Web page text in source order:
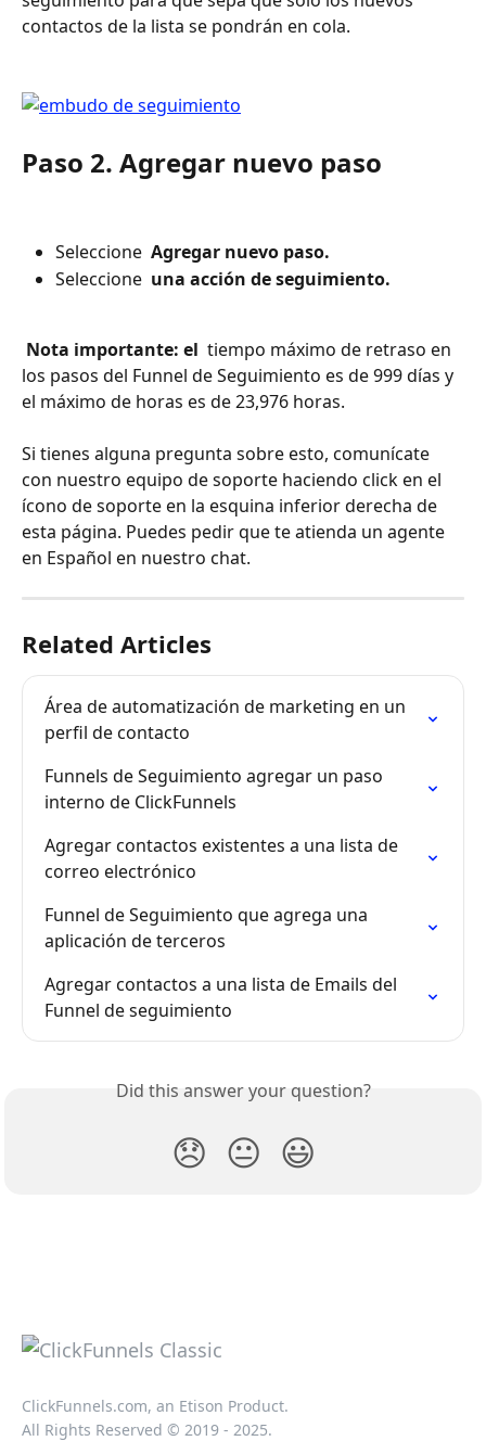
contactos de la lista se pondrán en cola.
Paso 2. Agregar nuevo paso
Seleccione Agregar nuevo paso.
Seleccione una acción de seguimiento.
Nota importante: el tiempo máximo de retraso en
los pasos del Funnel de Seguimiento es de 999 días y
el máximo de horas es de 23,976 horas.
Si tienes alguna pregunta sobre esto, comunícate
con nuestro equipo de soporte haciendo click en el
ícono de soporte en la esquina inferior derecha de
esta página. Puedes pedir que te atienda un agente
en Español en nuestro chat.
Related Articles
Área de automatización de marketing en un
perfil de contacto
Funnels de Seguimiento agregar un paso
interno de ClickFunnels
Agregar contactos existentes a una lista de
correo electrónico
Funnel de Seguimiento que agrega una
aplicación de terceros
Agregar contactos a una lista de Emails del
Funnel de seguimiento
Did this answer your question?
😞 😐 😃
ClickFunnels.com, an Etison Product.
All Rights Reserved © 2019 - 2025.